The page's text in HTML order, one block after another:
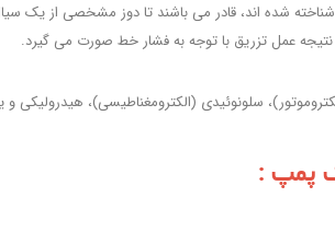
عمل تزریق با توجه به فشار خط صورت می گیرد.
سلونوئیدی (الکترومغناطیسی)، هیدرولیکی و
پمپ :